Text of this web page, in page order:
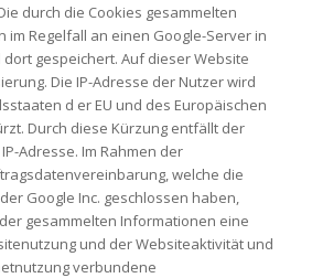
durch die Cookies gesammelten
im Regelfall an einen Google-Server in
dort gespeichert. Auf dieser Website
Die IP-Adresse der Nutzer wird
d er EU und des Europäischen
Durch diese Kürzung entfällt der
Adresse. Im Rahmen der
welche die
Google Inc. geschlossen haben,
gesammelten Informationen eine
und der Websiteaktivität und
verbundene